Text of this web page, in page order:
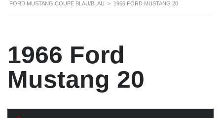
FORD MUSTANG COUPE BLAU/BLAU > 1966 FORD MUSTANG 20
1966 Ford
Mustang 20